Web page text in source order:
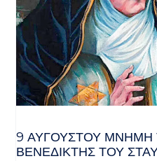
9 ΑΥΓΟΥΣΤΟΥ ΜΝΗΜΗ
ΒΕΝΕΔΙΚΤΗΣ ΤΟΥ